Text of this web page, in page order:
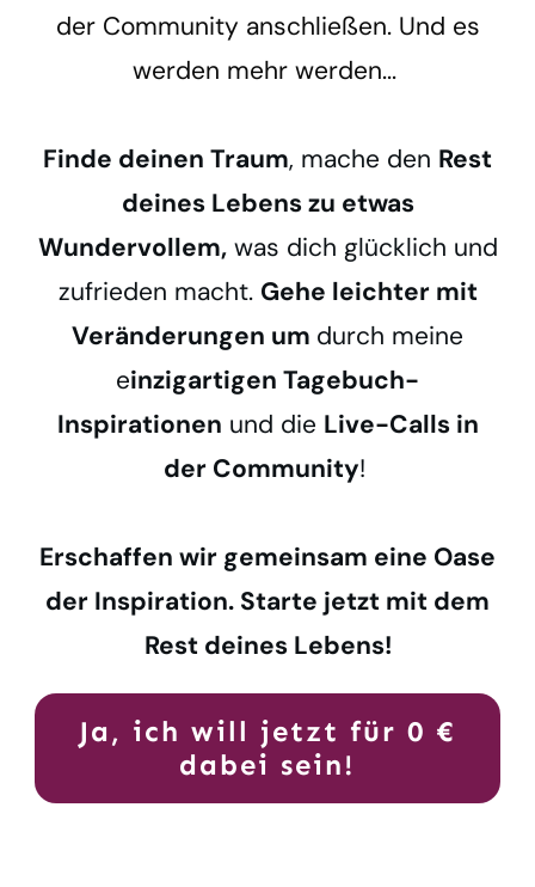
der Community anschließen. Und es
werden mehr werden...
Finde deinen Traum, mache den Rest
deines Lebens zu etwas
Wundervollem,was dich glücklich und
zufrieden macht. Gehe leichter mit
Veränderungen um durch meine
einzigartigen Tagebuch-
Inspirationen und die Live-Calls in
der Community!
Erschaffen wir gemeinsam eine Oase
der Inspiration. Starte jetzt mit dem
Rest deines Lebens!
Ja, ich will jetzt für 0 €
dabei sein!